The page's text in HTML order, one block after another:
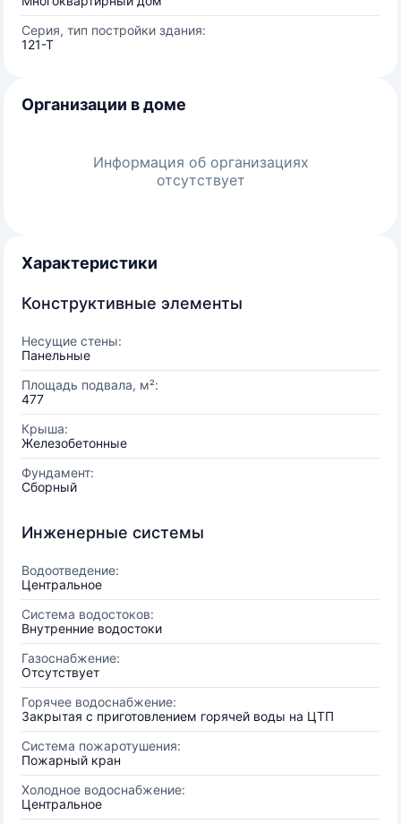
Серия, тип постройки здания:
121-Т
Организации в доме
Информация об организациях
отсутствует
Характеристики
Конструктивные элементы
Несущие стены:
Панельные
Площадь подвала, м²:
477
Крыша:
Железобетонные
Фундамент:
Сборный
Инженерные системы
Водоотведение:
Центральное
Система водостоков:
Внутренние водостоки
Газоснабжение:
Отсутствует
Горячее водоснабжение:
Закрытая с приготовлением горячей воды на ЦТП
Система пожаротушения:
Пожарный кран
Холодное водоснабжение:
Центральное